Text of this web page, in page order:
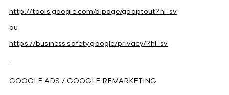
http://tools.google.com/dlpage/gaoptout?hl=sv
ou
https://business.safety.google/privacy/?hl=sv
GOOGLE ADS / GOOGLE REMARKETING